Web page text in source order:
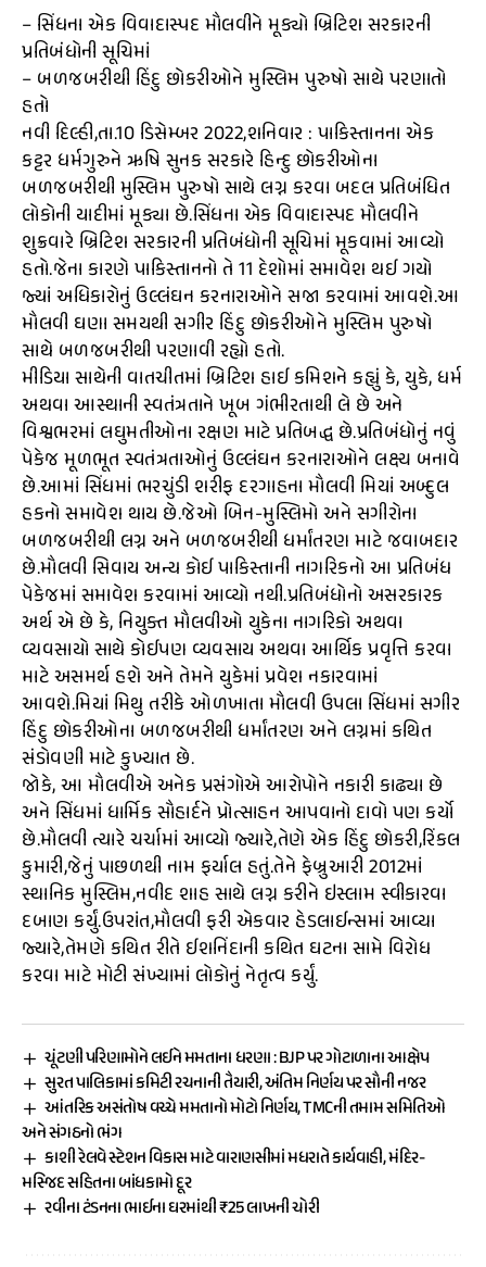
– સિંધના એક વિવાદાસ્પદ મૌલવીને મૂક્યો બ્રિટિશ સરકારની
પ્રતિબંધોની સૂચિમાં
– બળજબરીથી હિંદુ છોકરીઓને મુસ્લિમ પુરુષો સાથે પરણાતો
હતો
નવી દિલ્હી,તા.10 ડિસેમ્બર 2022,શનિવાર : પાકિસ્તાનના એક
કટ્ટર ધર્મગુરુને ઋષિ સુનક સરકારે હિન્દુ છોકરીઓના
બળજબરીથી મુસ્લિમ પુરુષો સાથે લગ્ન કરવા બદલ પ્રતિબંધિત
લોકોની યાદીમાં મૂક્યા છે.સિંધના એક વિવાદાસ્પદ મૌલવીને
શુક્રવારે બ્રિટિશ સરકારની પ્રતિબંધોની સૂચિમાં મૂકવામાં આવ્યો
હતો.જેના કારણે પાકિસ્તાનનો તે 11 દેશોમાં સમાવેશ થઈ ગયો
જ્યાં અધિકારોનું ઉલ્લંઘન કરનારાઓને સજા કરવામાં આવશે.આ
મૌલવી ઘણા સમયથી સગીર હિંદુ છોકરીઓને મુસ્લિમ પુરુષો
સાથે બળજબરીથી પરણાવી રહ્યો હતો.
મીડિયા સાથેની વાતચીતમાં બ્રિટિશ હાઈ કમિશને કહ્યું કે, યુકે, ધર્મ
અથવા આસ્થાની સ્વતંત્રતાને ખૂબ ગંભીરતાથી લે છે અને
વિશ્વભરમાં લઘુમતીઓના રક્ષણ માટે પ્રતિબદ્ધ છે.પ્રતિબંધોનું નવું
પેકેજ મૂળભૂત સ્વતંત્રતાઓનું ઉલ્લંઘન કરનારાઓને લક્ષ્ય બનાવે
છે.આમાં સિંધમાં ભરચુંડી શરીફ દરગાહના મૌલવી મિયાં અબ્દુલ
હકનો સમાવેશ થાય છે.જેઓ બિન-મુસ્લિમો અને સગીરોના
બળજબરીથી લગ્ન અને બળજબરીથી ધર્માંતરણ માટે જવાબદાર
છે.મૌલવી સિવાય અન્ય કોઈ પાકિસ્તાની નાગરિકનો આ પ્રતિબંધ
પેકેજમાં સમાવેશ કરવામાં આવ્યો નથી.પ્રતિબંધોનો અસરકારક
અર્થ એ છે કે, નિયુક્ત મૌલવીઓ યુકેના નાગરિકો અથવા
વ્યવસાયો સાથે કોઈપણ વ્યવસાય અથવા આર્થિક પ્રવૃત્તિ કરવા
માટે અસમર્થ હશે અને તેમને યુકેમાં પ્રવેશ નકારવામાં
આવશે.મિયાં મિથુ તરીકે ઓળખાતા મૌલવી ઉપલા સિંધમાં સગીર
હિંદુ છોકરીઓના બળજબરીથી ધર્માંતરણ અને લગ્નમાં કથિત
સંડોવણી માટે કુખ્યાત છે.
જોકે, આ મૌલવીએ અનેક પ્રસંગોએ આરોપોને નકારી કાઢ્યા છે
અને સિંધમાં ધાર્મિક સૌહાર્દને પ્રોત્સાહન આપવાનો દાવો પણ કર્યો
છે.મૌલવી ત્યારે ચર્ચામાં આવ્યો જ્યારે,તેણે એક હિંદુ છોકરી,રિંકલ
કુમારી,જેનું પાછળથી નામ ફર્યાલ હતું.તેને ફેબ્રુઆરી 2012માં
સ્થાનિક મુસ્લિમ,નવીદ શાહ સાથે લગ્ન કરીને ઇસ્લામ સ્વીકારવા
દબાણ કર્યું.ઉપરાંત,મૌલવી ફરી એકવાર હેડલાઈન્સમાં આવ્યા
જ્યારે,તેમણે કથિત રીતે ઈશનિંદાની કથિત ઘટના સામે વિરોધ
કરવા માટે મોટી સંખ્યામાં લોકોનું નેતૃત્વ કર્યું.
ચૂંટણી પરિણામોને લઈને મમતાના ધરણા : BJP પર ગોટાળાના આક્ષેપ
સુરત પાલિકામાં કમિટી રચનાની તૈયારી, અંતિમ નિર્ણય પર સૌની નજર
આંતરિક અસંતોષ વચ્ચે મમતાનો મોટો નિર્ણય, TMCની તમામ સમિતિઓ
અને સંગઠનો ભંગ
કાશી રેલવે સ્ટેશન વિકાસ માટે વારાણસીમાં મધરાતે કાર્યવાહી, મંદિર-
મસ્જિદ સહિતના બાંધકામો દૂર
રવીના ટંડનના ભાઈના ઘરમાંથી ₹25 લાખની ચોરી